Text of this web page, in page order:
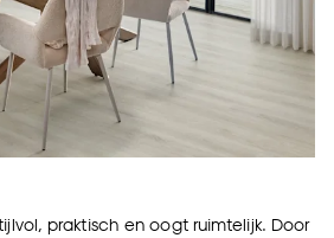
praktisch en oogt ruimtelijk. Door